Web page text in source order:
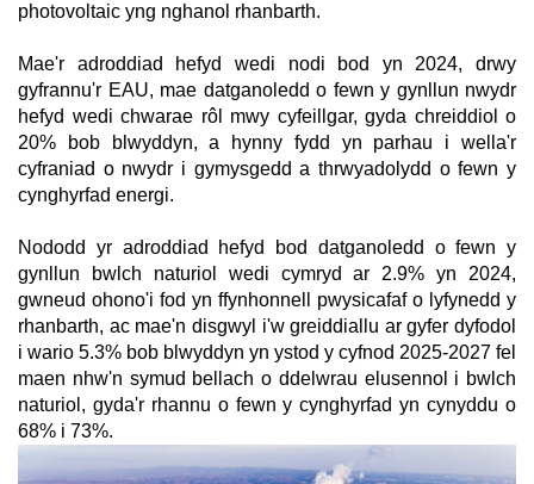
photovoltaic yng nghanol rhanbarth.
Mae'r adroddiad hefyd wedi nodi bod yn 2024, drwy
gyfrannu'r EAU, mae datganoledd o fewn y gynllun nwydr
hefyd wedi chwarae rôl mwy cyfeillgar, gyda chreiddiol o
20% bob blwyddyn, a hynny fydd yn parhau i wella'r
cyfraniad o nwydr i gymysgedd a thrwyadolydd o fewn y
cynghyrfad energi.
Nododd yr adroddiad hefyd bod datganoledd o fewn y
gynllun bwlch naturiol wedi cymryd ar 2.9% yn 2024,
gwneud ohono'i fod yn ffynhonnell pwysicafaf o lyfynedd y
rhanbarth, ac mae'n disgwyl i'w greiddiallu ar gyfer dyfodol
i wario 5.3% bob blwyddyn yn ystod y cyfnod 2025-2027 fel
maen nhw'n symud bellach o ddelwrau elusennol i bwlch
naturiol, gyda'r rhannu o fewn y cynghyrfad yn cynyddu o
68% i 73%.